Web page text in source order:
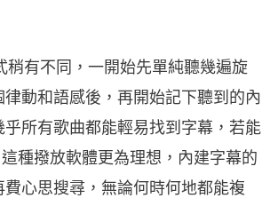
稍有不同，一開始先單純聽幾遍旋
動和語感後，再開始記下聽到的內
乎所有歌曲都能輕易找到字幕，若能
這種撥放軟體更為理想，內建字幕的
心思搜尋，無論何時何地都能複